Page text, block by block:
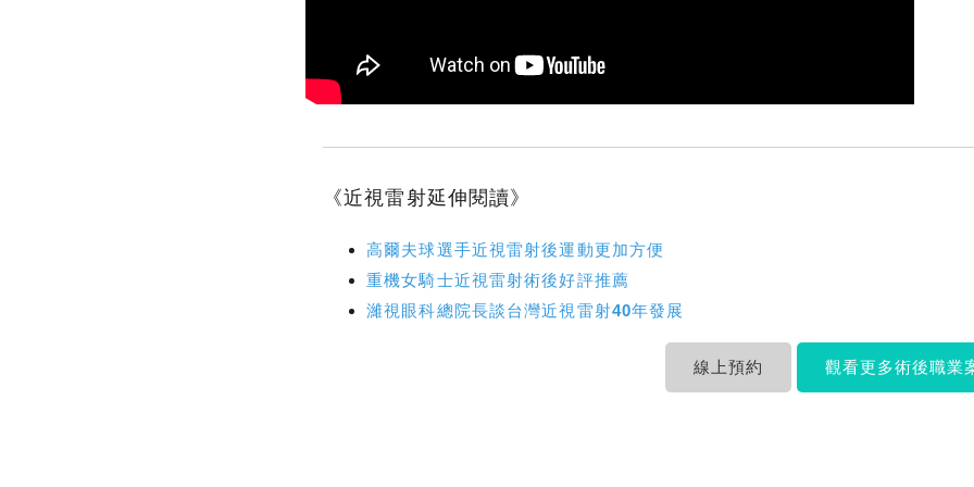
《近視雷射延伸閱讀》
高爾夫球選手近視雷射後運動更加方便
重機女騎士近視雷射術後好評推薦
濰視眼科總院長談台灣近視雷射40年發展
線上預約 觀看更多術後職業